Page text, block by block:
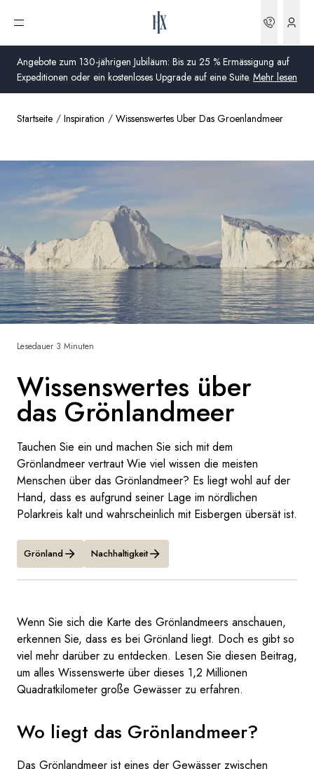
Angebote zum 130-jährigen Jubiläum: Bis zu 25 % Ermässigung auf
Expeditionen oder ein kostenloses Upgrade auf eine Suite. Mehr lesen
Menü öffnen
Schweiz
Vereinigtes Königreich (England, Schottland, Wales
und Nordirland)
Deutschland
Schweiz
Dänemark
Global
Startseite Inspiration Wissenswertes Uber Das Groenlandmeer
Wissenswertes über
das Grönlandmeer
Tauchen Sie ein und machen Sie sich mit dem
Grönlandmeer vertraut Wie viel wissen die meisten
Menschen über das Grönlandmeer? Es liegt wohl auf der
Hand, dass es aufgrund seiner Lage im nördlichen
Polarkreis kalt und wahrscheinlich mit Eisbergen übersät ist.
Lesedauer 3 Minuten
Grönland Nachhaltigkeit
Wenn Sie sich die Karte des Grönlandmeers anschauen,
erkennen Sie, dass es bei Grönland liegt. Doch es gibt so
viel mehr darüber zu entdecken. Lesen Sie diesen Beitrag,
um alles Wissenswerte über dieses 1,2 Millionen
Quadratkilometer große Gewässer zu erfahren.
Wo liegt das Grönlandmeer?
Das Grönlandmeer ist eines der Gewässer zwischen